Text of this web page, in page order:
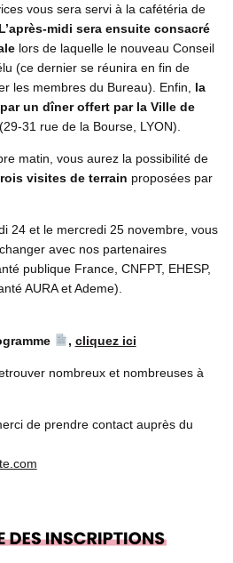
vous sera servi à la cafétéria de
L’après-midi sera ensuite consacré
lors de laquelle le nouveau Conseil
(ce dernier se réunira en fin de
les membres du Bureau). Enfin, la
un dîner offert par la Ville de
(29-31 rue de la Bourse, LYON).
matin, vous aurez la possibilité de
visites de terrain proposées par
24 et le mercredi 25 novembre, vous
avec nos partenaires
publique France, CNFPT, EHESP,
AURA et Ademe).
, cliquez ici
nombreux et nombreuses à
de prendre contact auprès du